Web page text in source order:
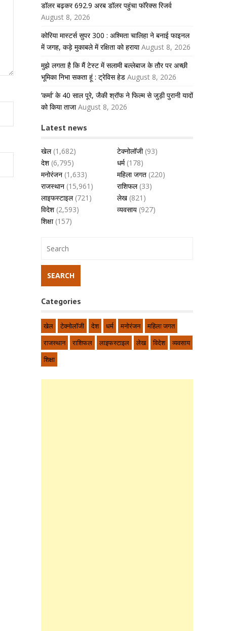
डॉलर बढ़कर 692.9 अरब डॉलर पहुंचा फॉरेक्स रिजर्व
August 8, 2026
कोरिया मास्टर्स सुपर 300 : अश्मिता चालिहा ने बनाई फाइनल
में जगह, कड़े मुकाबले में रक्षिता को हराया August 8, 2026
मुझे लगता है कि मैं टेस्ट में सलामी बल्लेबाज के तौर पर अच्छी
भूमिका निभा सकता हूं : ट्रेविस हेड August 8, 2026
‘कर्मा’ के 40 साल पूरे, जैकी श्रॉफ ने फिल्म से जुड़ी पुरानी यादों
को किया ताजा August 8, 2026
Latest news
खेल(1,682) टेक्नोलॉजी(93)
देश(6,795) धर्म(178)
मनोरंजन (1,633) महिला जगत (220)
राजस्थान (15,961) राशिफल(33)
लाइफस्टाइल(721) लेख (821)
विदेश(2,593) व्यवसाय (927)
शिक्षा(157)
Categories
खेल टेक्नोलॉजी देश धर्म मनोरंजन
महिला जगत
राजस्थान
राशिफल लाइफस्टाइल लेख विदेश
व्यवसाय
शिक्षा